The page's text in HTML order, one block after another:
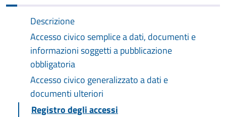
Descrizione
Accesso civico semplice a dati, documenti e
informazioni soggetti a pubblicazione
obbligatoria
Accesso civico generalizzato a dati e
documenti ulteriori
Registro degli accessi